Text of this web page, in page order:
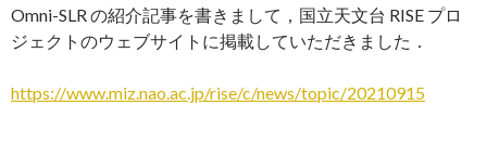
Omni-SLR の紹介記事を書きまして，国立天文台 RISE プロ
ジェクトのウェブサイトに掲載していただきました．
https://www.miz.nao.ac.jp/rise/c/news/topic/20210915